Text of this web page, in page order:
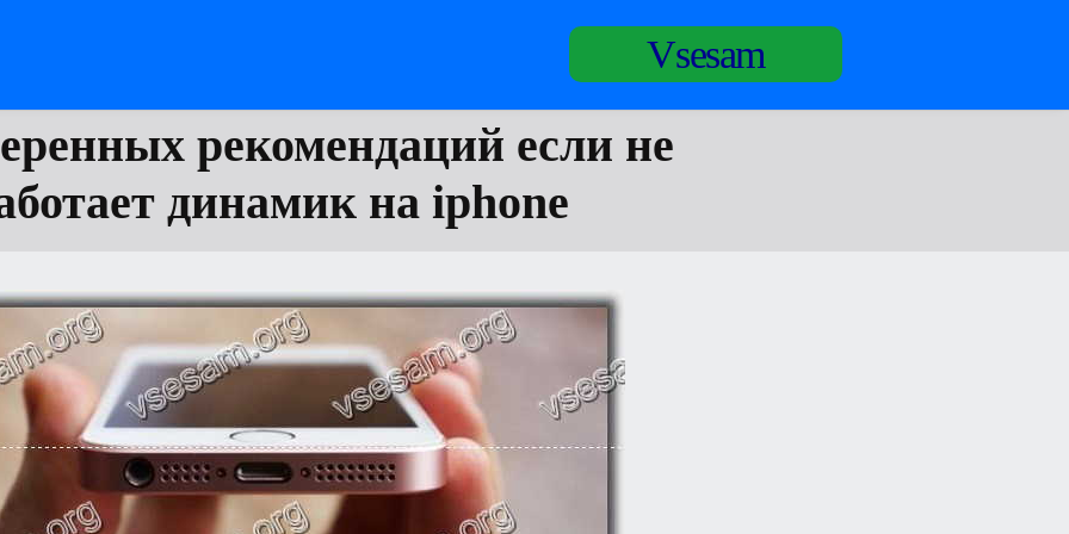
Vsesam
рекомендаций если не
динамик на iphone